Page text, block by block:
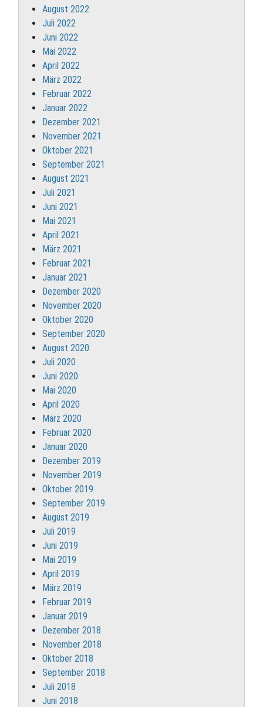
August 2022
Juli 2022
Juni 2022
Mai 2022
April 2022
März 2022
Februar 2022
Januar 2022
Dezember 2021
November 2021
Oktober 2021
September 2021
August 2021
Juli 2021
Juni 2021
Mai 2021
April 2021
März 2021
Februar 2021
Januar 2021
Dezember 2020
November 2020
Oktober 2020
September 2020
August 2020
Juli 2020
Juni 2020
Mai 2020
April 2020
März 2020
Februar 2020
Januar 2020
Dezember 2019
November 2019
Oktober 2019
September 2019
August 2019
Juli 2019
Juni 2019
Mai 2019
April 2019
März 2019
Februar 2019
Januar 2019
Dezember 2018
November 2018
Oktober 2018
September 2018
Juli 2018
Juni 2018